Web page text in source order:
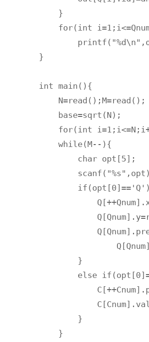
    }
for(int
}
int main(){
    N=read();M=read();
    base=sqrt(N);
for(int
    while(M--){
        char opt[5];
        }
else
        }
    }